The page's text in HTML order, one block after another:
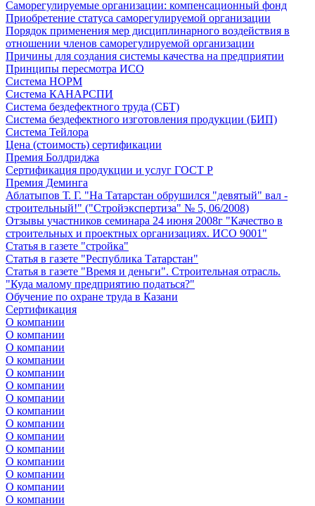
Саморегулируемые организации: компенсационный фонд
Приобретение статуса саморегулируемой организации
Порядок применения мер дисциплинарного воздействия в
отношении членов саморегулируемой организации
Причины для создания системы качества на предприятии
Принципы пересмотра ИСО
Система НОРМ
Система КАНАРСПИ
Система бездефектного труда (СБТ)
Система бездефектного изготовления продукции (БИП)
Система Тейлора
Цена (стоимость) сертификации
Премия Болдриджа
Сертификация продукции и услуг ГОСТ Р
Премия Деминга
Аблатыпов Т. Г. "На Татарстан обрушился "девятый" вал -
строительный!" ("Стройэкспертиза" № 5, 06/2008)
Отзывы участников семинара 24 июня 2008г "Качество в
строительных и проектных организациях. ИСО 9001"
Статья в газете "стройка"
Статья в газете "Республика Татарстан"
Статья в газете "Время и деньги". Строительная отрасль.
"Куда малому предприятию податься?"
Обучение по охране труда в Казани
Сертификация
О компании
О компании
О компании
О компании
О компании
О компании
О компании
О компании
О компании
О компании
О компании
О компании
О компании
О компании
О компании